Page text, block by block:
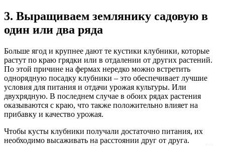
3. Выращиваем землянику садовую в
один или два ряда
Больше ягод и крупнее дают те кустики клубники, которые
растут по краю грядки или в отдалении от других растений.
По этой причине на фермах нередко можно встретить
однорядную посадку клубники – это обеспечивает лучшие
условия для питания и отдачи урожая культуры. Или
двухрядную. В последнем случае в обоих рядах растения
оказываются с краю, что также положительно влияет на
прибавку и качество урожая.
Чтобы кусты клубники получали достаточно питания, их
необходимо высаживать на расстоянии друг от друга.